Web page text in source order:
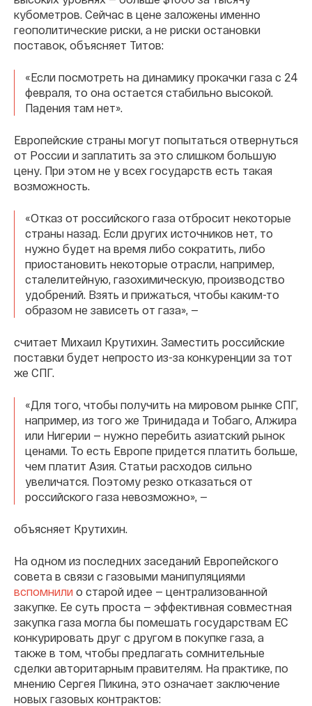
кубометров. Сейчас в цене заложены именно
геополитические риски, а не риски остановки
поставок, объясняет Титов:
«Если посмотреть на динамику прокачки газа с 24
февраля, то она остается стабильно высокой.
Падения там нет».
Европейские страны могут попытаться отвернуться
от России и заплатить за это слишком большую
цену. При этом не у всех государств есть такая
возможность.
«Отказ от российского газа отбросит некоторые
страны назад. Если других источников нет, то
нужно будет на время либо сократить, либо
приостановить некоторые отрасли, например,
сталелитейную, газохимическую, производство
удобрений. Взять и прижаться, чтобы каким-то
образом не зависеть от газа», —
считает Михаил Крутихин. Заместить российские
поставки будет непросто из-за конкуренции за тот
же СПГ.
«Для того, чтобы получить на мировом рынке СПГ,
например, из того же Тринидада и Тобаго, Алжира
или Нигерии — нужно перебить азиатский рынок
ценами. То есть Европе придется платить больше,
чем платит Азия. Статьи расходов сильно
увеличатся. Поэтому резко отказаться от
российского газа невозможно», —
объясняет Крутихин.
На одном из последних заседаний Европейского
совета в связи с газовыми манипуляциями
вспомнили о старой идее — централизованной
закупке. Ее суть проста — эффективная совместная
закупка газа могла бы помешать государствам ЕС
конкурировать друг с другом в покупке газа, а
также в том, чтобы предлагать сомнительные
сделки авторитарным правителям. На практике, по
мнению Сергея Пикина, это означает заключение
новых газовых контрактов: